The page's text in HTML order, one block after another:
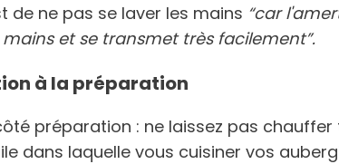
de ne pas se laver les mains “car
et se transmet très facilement”.
à la préparation
préparation : ne laissez pas chauffer
dans laquelle vous cuisiner vos